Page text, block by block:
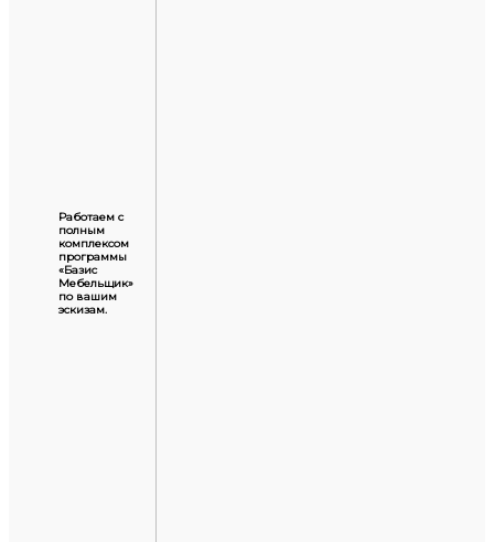
Работаем с
полным
комплексом
программы
«Базис
Мебельщик»
по вашим
эскизам.